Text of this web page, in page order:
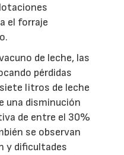
el forraje
de leche, las
pérdidas
litros de leche
una disminución
de entre el 30%
se observan
y dificultades